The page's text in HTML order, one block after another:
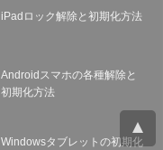
iPadロック解除と初期化方法
Androidスマホの各種解除と
初期化方法
Windowsタブレットの初期化